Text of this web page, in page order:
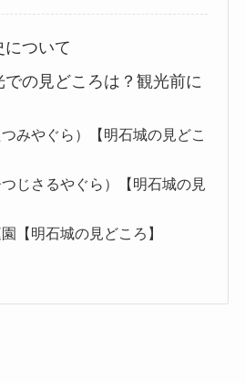
について
での見どころは？観光前に
みやぐら）【明石城の見どこ
じさるやぐら）【明石城の見
【明石城の見どころ】